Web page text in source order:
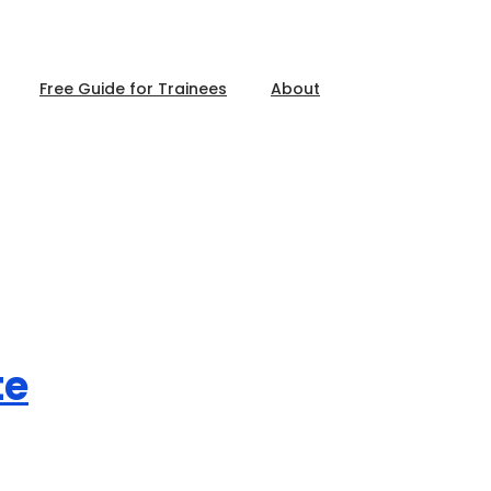
Free Guide for Trainees About